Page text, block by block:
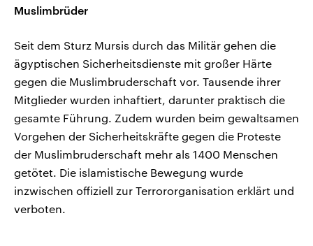
Muslimbrüder
Seit dem Sturz Mursis durch das Militär gehen die
ägyptischen Sicherheitsdienste mit großer Härte
gegen die Muslimbruderschaft vor. Tausende ihrer
Mitglieder wurden inhaftiert, darunter praktisch die
gesamte Führung. Zudem wurden beim gewaltsamen
Vorgehen der Sicherheitskräfte gegen die Proteste
der Muslimbruderschaft mehr als 1400 Menschen
getötet. Die islamistische Bewegung wurde
inzwischen offiziell zur Terrororganisation erklärt und
verboten.